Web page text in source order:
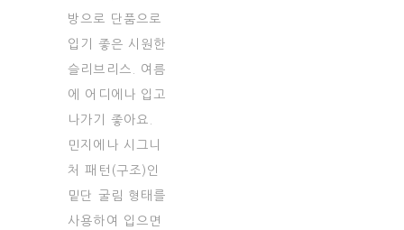
방으로 단품으로
입기 좋은 시원한
슬리브리스. 여름
에 어디에나 입고
나가기 좋아요.
민지에나 시그니
처 패턴(구조)인
밑단 굴림 형태를
사용하여 입으면